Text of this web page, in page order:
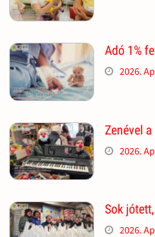
Adó 1%
2026.
Zenével
2026.
Sok
2026.